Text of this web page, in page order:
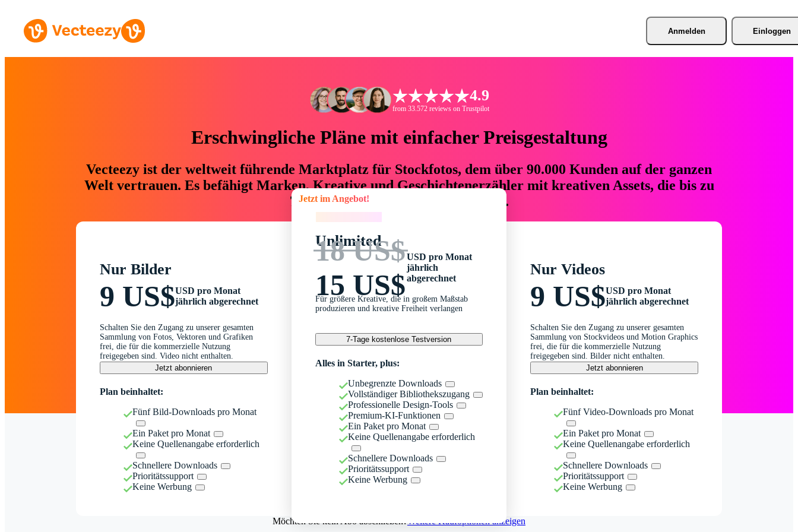
Anmelden Einloggen
4.9
from 33.572 reviews on Trustpilot
Erschwingliche Pläne mit einfacher Preisgestaltung
Vecteezy ist der weltweit führende Marktplatz für Stockfotos, dem über 90.000 Kunden auf der ganzen
Welt vertrauen. Es befähigt Marken, Kreative und Geschichtenerzähler mit kreativen Assets, die bis zu
76 % an Zeit und Budget einsparen.
Nur Bilder
9 US$USD pro Monat
jährlich abgerechnet
Schalten Sie den Zugang zu unserer gesamten
Sammlung von Fotos, Vektoren und Grafiken
frei, die für die kommerzielle Nutzung
freigegeben sind. Video nicht enthalten.
Jetzt abonnieren
Plan beinhaltet:
Fünf Bild-Downloads pro Monat
Ein Paket pro Monat
Keine Quellenangabe erforderlich
Schnellere Downloads
Prioritätssupport
Keine Werbung
Jetzt im Angebot!
Unlimited
18 US$
15 US$
USD pro Monat
jährlich
abgerechnet
Für größere Kreative, die in großem Maßstab
produzieren und kreative Freiheit verlangen
7-Tage kostenlose Testversion
Alles in Starter, plus:
Unbegrenzte Downloads
Vollständiger Bibliothekszugang
Professionelle Design-Tools
Premium-KI-Funktionen
Ein Paket pro Monat
Keine Quellenangabe erforderlich
Schnellere Downloads
Prioritätssupport
Keine Werbung
Nur Videos
9 US$USD pro Monat
jährlich abgerechnet
Schalten Sie den Zugang zu unserer gesamten
Sammlung von Stockvideos und Motion Graphics
frei, die für die kommerzielle Nutzung
freigegeben sind. Bilder nicht enthalten.
Jetzt abonnieren
Plan beinhaltet:
Fünf Video-Downloads pro Monat
Ein Paket pro Monat
Keine Quellenangabe erforderlich
Schnellere Downloads
Prioritätssupport
Keine Werbung
Möchten Sie kein Abo abschließen?Weitere Kaufoptionen anzeigen